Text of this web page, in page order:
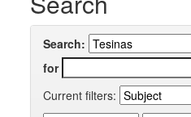
Search:
for
Current filters: